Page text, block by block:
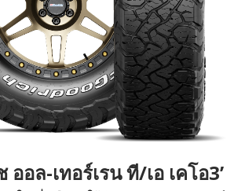
ออล-เทอร์เรน ที/เอ เคโอ3’